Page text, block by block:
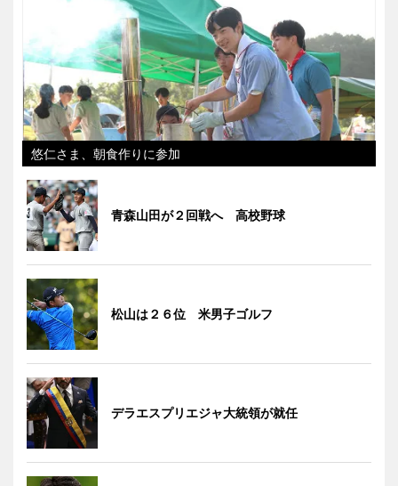
悠仁さま、朝食作りに参加
青森山田が２回戦へ 高校野球
松山は２６位 米男子ゴルフ
デラエスプリエジャ大統領が就任